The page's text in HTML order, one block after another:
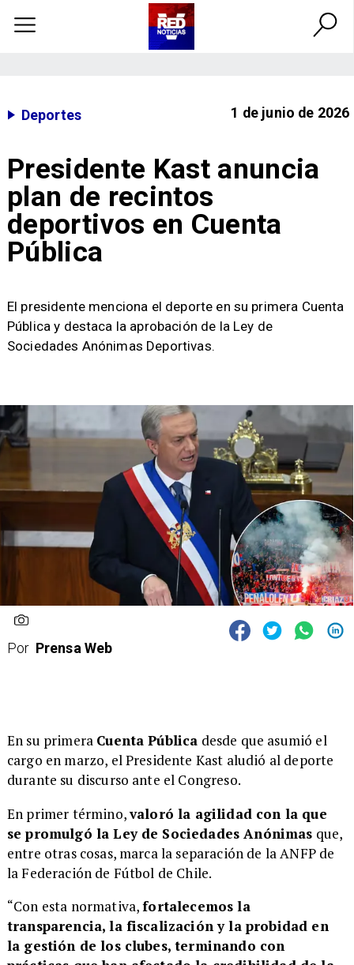
Deportes 1 de junio de 2026
Presidente Kast anuncia
plan de recintos
deportivos en Cuenta
Pública
El presidente menciona el deporte en su primera Cuenta
Pública y destaca la aprobación de la Ley de
Sociedades Anónimas Deportivas.
Por Prensa Web
En su primera Cuenta Pública desde que asumió el
cargo en marzo, el Presidente Kast aludió al deporte
durante su discurso ante el Congreso.
En primer término,valoró la agilidad con la que
se promulgó la Ley de Sociedades Anónimas que,
entre otras cosas, marca la separación de la ANFP de
la Federación de Fútbol de Chile.
“Con esta normativa,fortalecemos la
transparencia, la fiscalización y la probidad en
la gestión de los clubes, terminando con